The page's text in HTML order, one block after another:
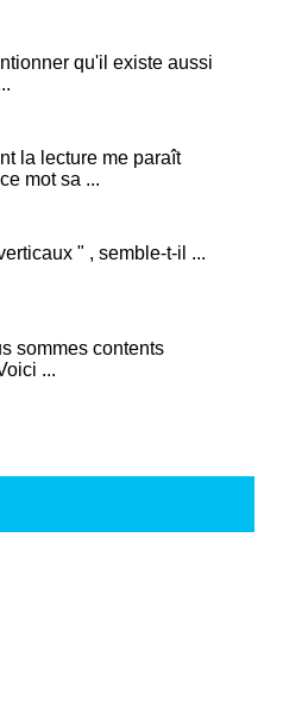
qu'il existe aussi
la lecture me paraît
mot sa ...
" , semble-t-il ...
sommes contents
...